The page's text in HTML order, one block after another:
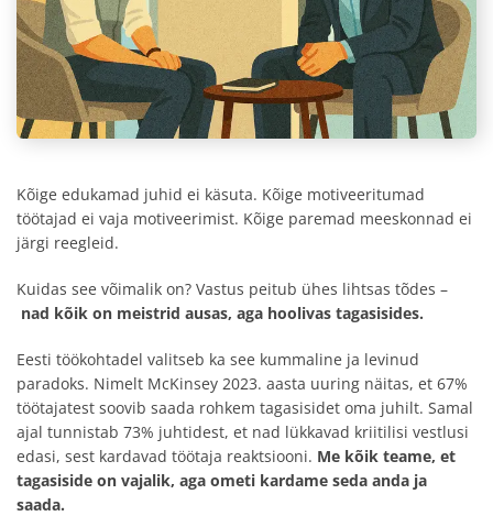
Kõige edukamad juhid ei käsuta. Kõige motiveeritumad
töötajad ei vaja motiveerimist. Kõige paremad meeskonnad ei
järgi reegleid.
Kuidas see võimalik on? Vastus peitub ühes lihtsas tõdes –
nad kõik on meistrid ausas, aga hoolivas tagasisides.
Eesti töökohtadel valitseb ka see kummaline ja levinud
paradoks. Nimelt McKinsey 2023. aasta uuring näitas, et 67%
töötajatest soovib saada rohkem tagasisidet oma juhilt. Samal
ajal tunnistab 73% juhtidest, et nad lükkavad kriitilisi vestlusi
edasi, sest kardavad töötaja reaktsiooni. Me kõik teame, et
tagasiside on vajalik, aga ometi kardame seda anda ja
saada.